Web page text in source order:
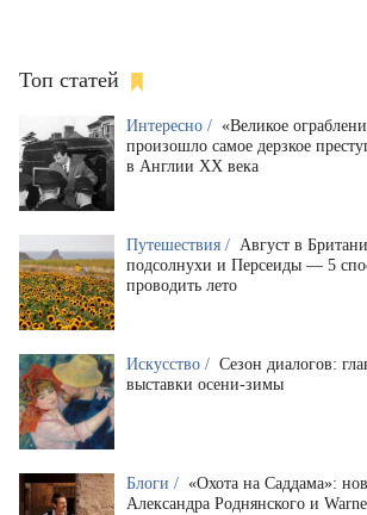
Топ статей
Интересно / «Великое
произошло самое дерзкое
в Англии XX века
Путешествия / Август в
подсолнухи и Персеиды — 5
проводить лето
Искусство / Сезон диалогов:
выставки осени-зимы
Блоги / «Охота на Саддама»:
Александра Роднянского и